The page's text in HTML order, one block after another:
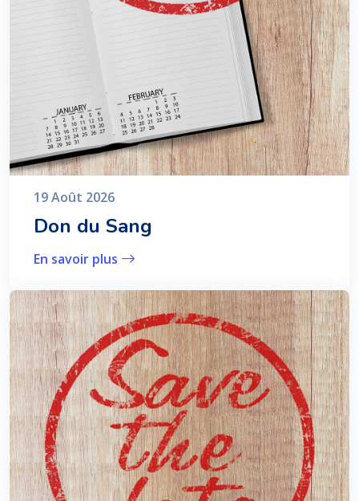
19 Août 2026
Don du Sang
En savoir plus